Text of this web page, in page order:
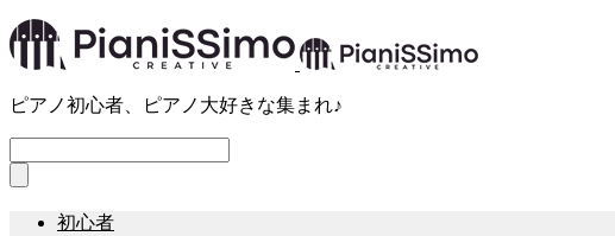
ピアノ初心者、ピアノ大好きな集まれ♪
初心者